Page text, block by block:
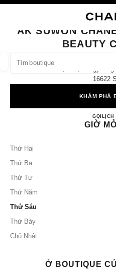
TÌM MỘT
các đề xuất được hiển thị dưới
0 Hiện có các đề xuất
ĐÓNG THẺ CỬA HÀNG AK SUWON
AK SUWON
BEAUTY
1f, 924,
16622
KHÁM PHÁ
GỌI+82 31
LỊCH
GIỜ
Thứ Hai
Thứ Ba
Thứ Tư
Thứ Năm
Thứ Sáu
Thứ Bảy
Chủ Nhật
Ở BOUTIQUE
lọc
lọc kết quả theo: